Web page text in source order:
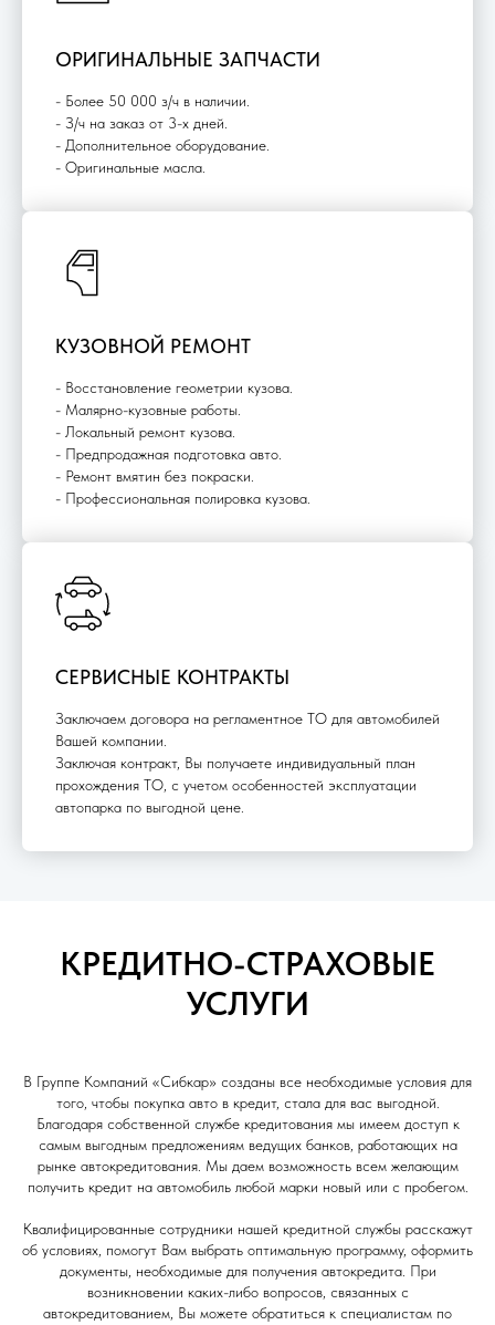
ОРИГИНАЛЬНЫЕ ЗАПЧАСТИ
- Более 50 000 з/ч в наличии.
- З/ч на заказ от 3-х дней.
- Дополнительное оборудование.
- Оригинальные масла.
КУЗОВНОЙ РЕМОНТ
- Восстановление геометрии кузова.
- Малярно-кузовные работы.
- Локальный ремонт кузова.
- Предпродажная подготовка авто.
- Ремонт вмятин без покраски.
- Профессиональная полировка кузова.
СЕРВИСНЫЕ КОНТРАКТЫ
Заключаем договора на регламентное ТО для автомобилей
Вашей компании.
Заключая контракт, Вы получаете индивидуальный план
прохождения ТО, с учетом особенностей эксплуатации
автопарка по выгодной цене.
КРЕДИТНО-СТРАХОВЫЕ
УСЛУГИ
В Группе Компаний «Сибкар» созданы все необходимые условия для
того, чтобы покупка авто в кредит, стала для вас выгодной.
Благодаря собственной службе кредитования мы имеем доступ к
самым выгодным предложениям ведущих банков, работающих на
рынке автокредитования. Мы даем возможность всем желающим
получить кредит на автомобиль любой марки новый или с пробегом.
Квалифицированные сотрудники нашей кредитной службы расскажут
об условиях, помогут Вам выбрать оптимальную программу, оформить
документы, необходимые для получения автокредита. При
возникновении каких-либо вопросов, связанных с
автокредитованием, Вы можете обратиться к специалистам по